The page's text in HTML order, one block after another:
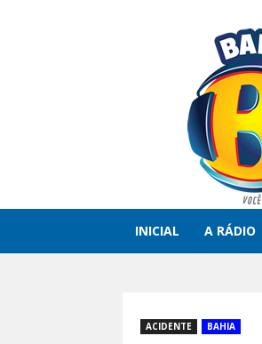
Baiana
INICIAL A RÁDIO
ACIDENTE BAHIA